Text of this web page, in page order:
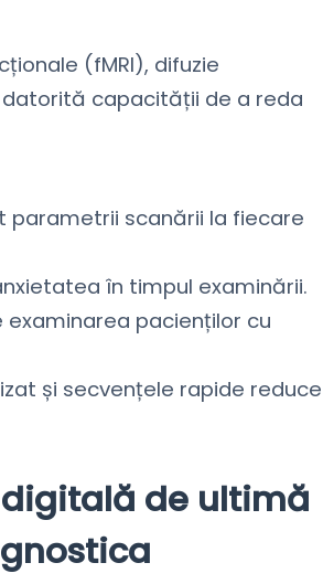
(fMRI), difuzie
capacității de a reda
parametrii scanării la fiecare
în timpul examinării.
pacienților cu
și secvențele rapide reduce
de ultimă